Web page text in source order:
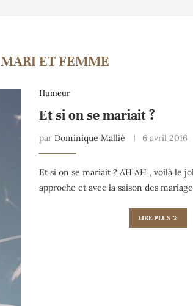
MARI ET FEMME
Humeur
Et si on se mariait ?
par Dominique Mallié 6 avril 2016
Et si on se mariait ? AH AH , voilà le
approche et avec la saison des
LIRE PLUS